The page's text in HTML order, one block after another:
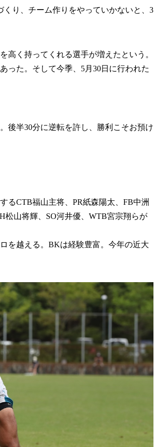
くり、チーム作りをやっていかないと、3
く持ってくれる選手が増えたという。
った。そして今季、5月30日に行われた
後半30分に逆転を許し、勝利こそお預け
るCTB福山主将、PR紙森陽太、FB中洲
松山将輝、SO河井優、WTB宮宗翔らが
を越える。BKは経験豊富。今年の近大